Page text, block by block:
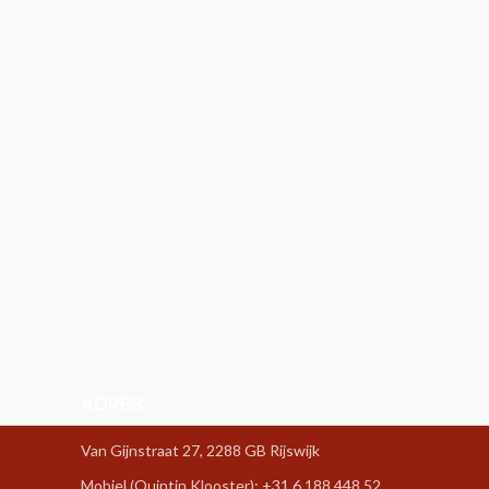
Van Gijnstraat 27, 2288 GB Rijswijk